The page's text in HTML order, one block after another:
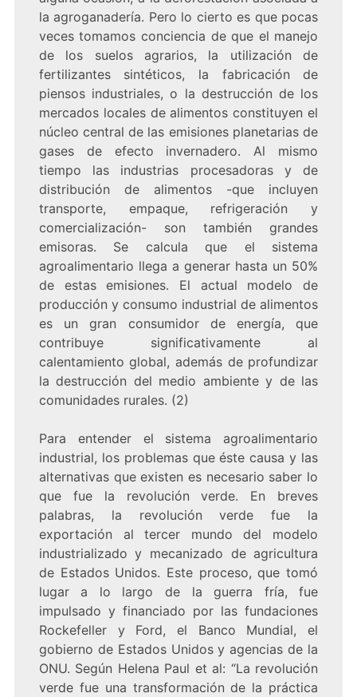
la agroganadería. Pero lo cierto es que pocas
veces tomamos conciencia de que el manejo
de los suelos agrarios, la utilización de
fertilizantes sintéticos, la fabricación de
piensos industriales, o la destrucción de los
mercados locales de alimentos constituyen el
núcleo central de las emisiones planetarias de
gases de efecto invernadero. Al mismo
tiempo las industrias procesadoras y de
distribución de alimentos -que incluyen
transporte, empaque, refrigeración y
comercialización- son también grandes
emisoras. Se calcula que el sistema
agroalimentario llega a generar hasta un 50%
de estas emisiones. El actual modelo de
producción y consumo industrial de alimentos
es un gran consumidor de energía, que
contribuye significativamente al
calentamiento global, además de profundizar
la destrucción del medio ambiente y de las
comunidades rurales. (2)
Para entender el sistema agroalimentario
industrial, los problemas que éste causa y las
alternativas que existen es necesario saber lo
que fue la revolución verde. En breves
palabras, la revolución verde fue la
exportación al tercer mundo del modelo
industrializado y mecanizado de agricultura
de Estados Unidos. Este proceso, que tomó
lugar a lo largo de la guerra fría, fue
impulsado y financiado por las fundaciones
Rockefeller y Ford, el Banco Mundial, el
gobierno de Estados Unidos y agencias de la
ONU. Según Helena Paul et al: “La revolución
verde fue una transformación de la práctica